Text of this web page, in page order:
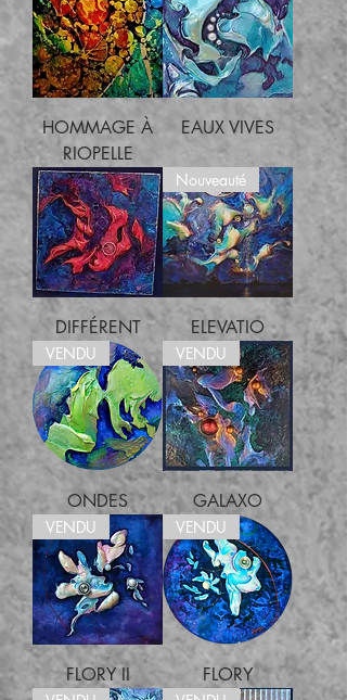
HOMMAGE À
RIOPELLE
EAUX VIVES
DIFFÉRENT
Nouveauté
ELEVATIO
VENDU
ONDES
VENDU
GALAXO
VENDU
FLORY II
VENDU
FLORY